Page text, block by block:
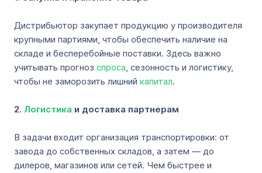
Дистрибьютор закупает продукцию у производителя
крупными партиями, чтобы обеспечить наличие на
складе и бесперебойные поставки. Здесь важно
учитывать прогноз спроса, сезонность и логистику,
чтобы не заморозить лишний капитал.
2. Логистика и доставка партнерам
В задачи входит организация транспортировки: от
завода до собственных складов, а затем — до
дилеров, магазинов или сетей. Чем быстрее и